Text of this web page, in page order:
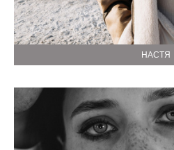
НАСТЯ